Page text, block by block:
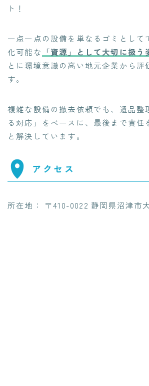
ト！
一点一点の設備を単なるゴミとして
化可能な 「資源」として大切に扱う
とに環境意識の高い地元企業から評
す。
複雑な設備の撤去依頼でも、遺品整
る対応」をベースに、最後まで責任
と解決しています。
アクセス
所在地： 〒410-0022 静岡県沼津市